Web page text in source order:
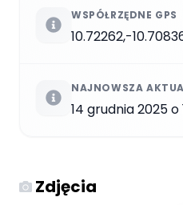
WSPÓŁRZĘDNE GPS
10.72262,-
NAJNOWSZA
14 grudnia 2025 o
Zdjęcia